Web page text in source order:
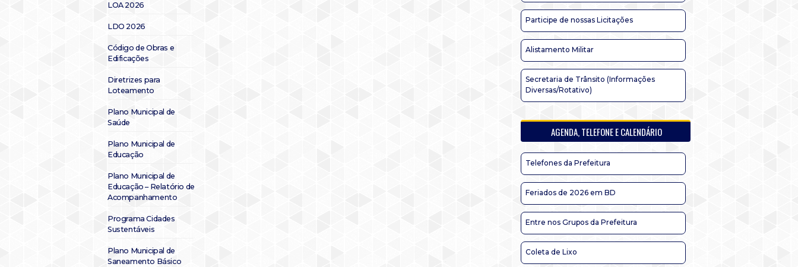
LOA 2026
LDO 2026
Código de Obras e
Edificações
Diretrizes para
Loteamento
Plano Municipal de
Saúde
Plano Municipal de
Educação
Plano Municipal de
Educação – Relatório de
Acompanhamento
Programa Cidades
Sustentáveis
Plano Municipal de
Saneamento Básico
Participe de nossas Licitações
Alistamento Militar
Secretaria de Trânsito (Informações
Diversas/Rotativo)
AGENDA, TELEFONE E CALENDÁRIO
Telefones da Prefeitura
Feriados de 2026 em BD
Entre nos Grupos da Prefeitura
Coleta de Lixo